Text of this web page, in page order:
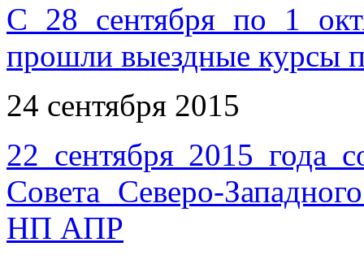
С 28 сентября по 1
прошли выездные курсы
24 сентября 2015
22 сентября 2015 года
Совета Северо-
НП АПР